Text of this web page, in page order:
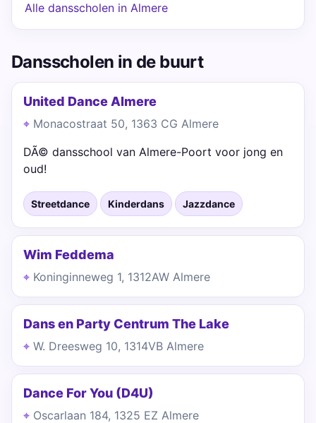
Alle dansscholen in Almere
Dansscholen in de buurt
United Dance Almere
Monacostraat 50, 1363 CG Almere
DÃ© dansschool van Almere-Poort voor jong en
oud!
Streetdance Kinderdans Jazzdance
Wim Feddema
Koninginneweg 1, 1312AW Almere
Dans en Party Centrum The Lake
W. Dreesweg 10, 1314VB Almere
Dance For You (D4U)
Oscarlaan 184, 1325 EZ Almere